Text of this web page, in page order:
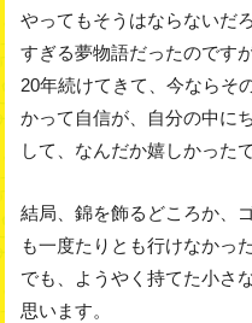
やってもそうはならないだ
すぎる夢物語だったのですが
20年続けてきて、今ならそ
かって自信が、自分の中に
して、なんだか嬉しかったで
結局、錦を飾るどころか、
も一度たりとも行けなかった
でも、ようやく持てた小さ
思います。